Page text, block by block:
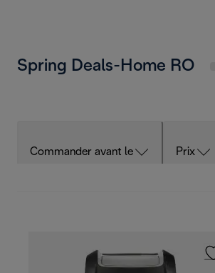
Spring Deals-Home RO
Commander avant le Prix